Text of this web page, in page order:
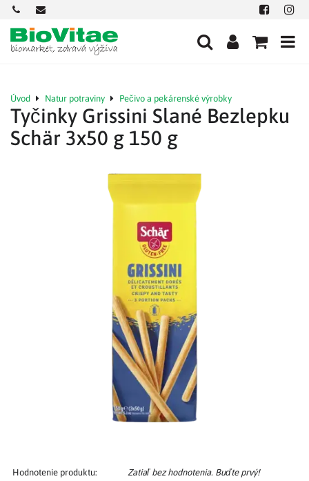
+421
901
712
584
office@biovitae.sk Facebook
Úvod Natur potraviny Pečivo a pekárenské výrobky
Tyčinky Grissini Slané Bezlepku
Schär 3x50 g 150 g
Hodnotenie produktu:
Zatiaľ bez hodnotenia. Buďte prvý!